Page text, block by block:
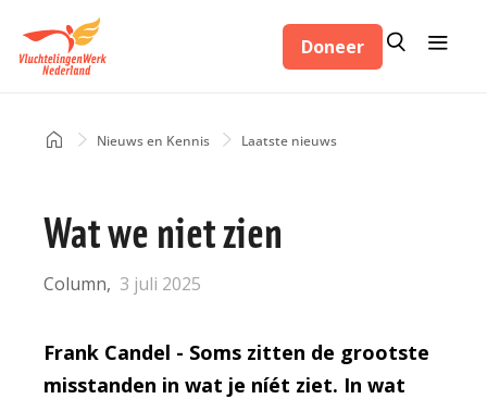
inhoud
Doneer Zoeken
Zoeken
HomeNieuws en Kennis Laatste nieuws
Wat we niet zien
Column 3 juli 2025
Frank Candel - Soms zitten de grootste
misstanden in wat je níét ziet. In wat